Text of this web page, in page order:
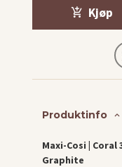
Kjøp
Produktinfo
Maxi-Cosi |
Graphite